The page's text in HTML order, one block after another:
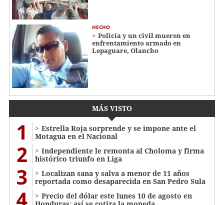
HECHO
Policía y un civil mueren en
enfrentamiento armado en
Lepaguare, Olancho
MÁS VISTO
1
Estrella Roja sorprende y se impone ante el
Motagua en el Nacional
2
Independiente le remonta al Choloma y firma
histórico triunfo en Liga
3
Localizan sana y salva a menor de 11 años
reportada como desaparecida en San Pedro Sula
4
Precio del dólar este lunes 10 de agosto en